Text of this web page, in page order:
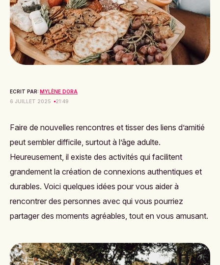
ECRIT PAR: MYLÈNE DORA
6 JUILLET 2025
21:49
Faire de nouvelles rencontres et tisser des liens d’amitié
peut sembler difficile, surtout à l’âge adulte.
Heureusement, il existe des activités qui facilitent
grandement la création de connexions authentiques et
durables. Voici quelques idées pour vous aider à
rencontrer des personnes avec qui vous pourriez
partager des moments agréables, tout en vous amusant.